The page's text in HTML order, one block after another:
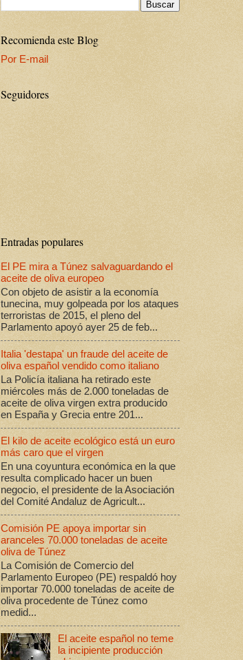
Recomienda este Blog
Por E-mail
Seguidores
Entradas populares
El PE mira a Túnez salvaguardando el
aceite de oliva europeo
Con objeto de asistir a la economía
tunecina, muy golpeada por los ataques
terroristas de 2015, el pleno del
Parlamento apoyó ayer 25 de feb...
Italia 'destapa' un fraude del aceite de
oliva español vendido como italiano
La Policía italiana ha retirado este
miércoles más de 2.000 toneladas de
aceite de oliva virgen extra producido
en España y Grecia entre 201...
El kilo de aceite ecológico está un euro
más caro que el virgen
En una coyuntura económica en la que
resulta complicado hacer un buen
negocio, el presidente de la Asociación
del Comité Andaluz de Agricult...
Comisión PE apoya importar sin
aranceles 70.000 toneladas de aceite
oliva de Túnez
La Comisión de Comercio del
Parlamento Europeo (PE) respaldó hoy
importar 70.000 toneladas de aceite de
oliva procedente de Túnez como
medid...
El aceite español no teme
la incipiente producción